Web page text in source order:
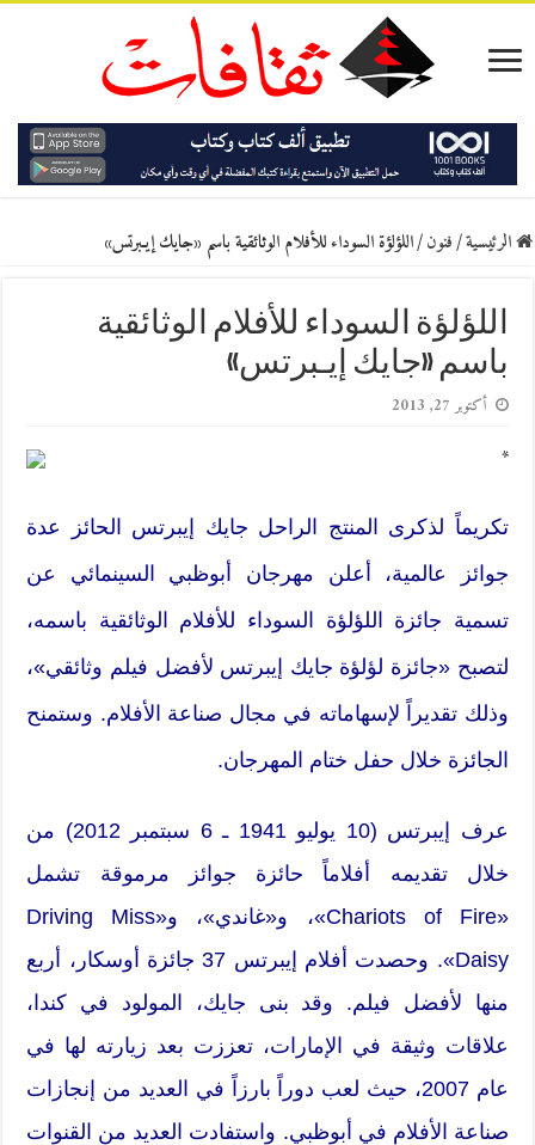
الرئيسية/فنون/اللؤلؤة السوداء للأفلام الوثائقية باسم «جايك إيـبرتس»
اللؤلؤة السوداء للأفلام الوثائقية
باسم «جايك إيـبرتس»
أكتوبر 27, 2013
*
تكريماً لذكرى المنتج الراحل جايك إيبرتس الحائز عدة
جوائز عالمية، أعلن مهرجان أبوظبي السينمائي عن
تسمية جائزة اللؤلؤة السوداء للأفلام الوثائقية باسمه،
لتصبح «جائزة لؤلؤة جايك إيبرتس لأفضل فيلم وثائقي»،
وذلك تقديراً لإسهاماته في مجال صناعة الأفلام. وستمنح
الجائزة خلال حفل ختام المهرجان.
عرف إيبرتس (10 يوليو 1941 ـ 6 سبتمبر 2012) من
خلال تقديمه أفلاماً حائزة جوائز مرموقة تشمل
«Chariots of Fire»، و«غاندي»، و«Driving Miss
Daisy». وحصدت أفلام إيبرتس 37 جائزة أوسكار، أربع
منها لأفضل فيلم. وقد بنى جايك، المولود في كندا،
علاقات وثيقة في الإمارات، تعززت بعد زيارته لها في
عام 2007، حيث لعب دوراً بارزاً في العديد من إنجازات
صناعة الأفلام في أبوظبي. واستفادت العديد من القنوات